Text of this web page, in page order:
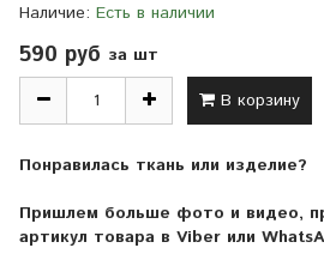
Наличие: Есть в наличии
590 руб за шт
В корзину
Понравилась ткань или изделие?
Пришлем больше фото и видео,
артикул товара в Viber или